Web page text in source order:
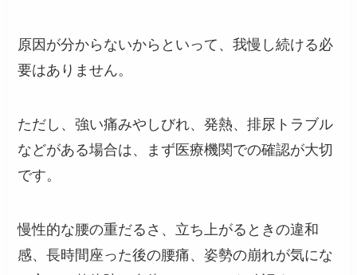
原因が分からないからといって、我慢し続ける必
要はありません。
ただし、強い痛みやしびれ、発熱、排尿トラブル
などがある場合は、まず医療機関での確認が大切
です。
慢性的な腰の重だるさ、立ち上がるときの違和
感、長時間座った後の腰痛、姿勢の崩れが気にな